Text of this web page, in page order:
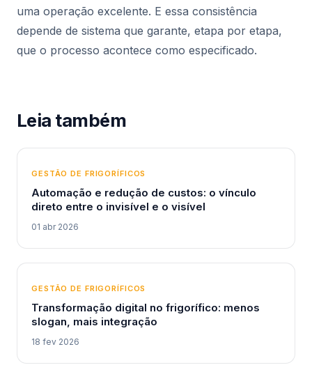
uma operação excelente. E essa consistência
depende de sistema que garante, etapa por etapa,
que o processo acontece como especificado.
Leia também
GESTÃO DE FRIGORÍFICOS
Automação e redução de custos: o vínculo
direto entre o invisível e o visível
01 abr 2026
GESTÃO DE FRIGORÍFICOS
Transformação digital no frigorífico: menos
slogan, mais integração
18 fev 2026